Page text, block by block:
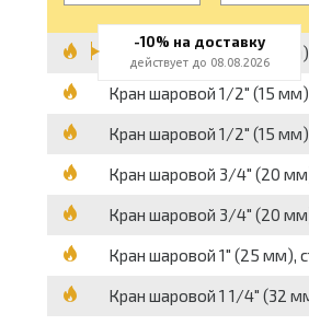
Кран шаровой 1/2" (15
Кран шаровой 1/2" (15
Кран шаровой 1/2" (15
Кран шаровой 3/4" (20
Кран шаровой 3/4" (20
Кран шаровой 1" (25 мм),
Кран шаровой 1 1/4" (32
-10% на доставку
действует до 08.08.2026